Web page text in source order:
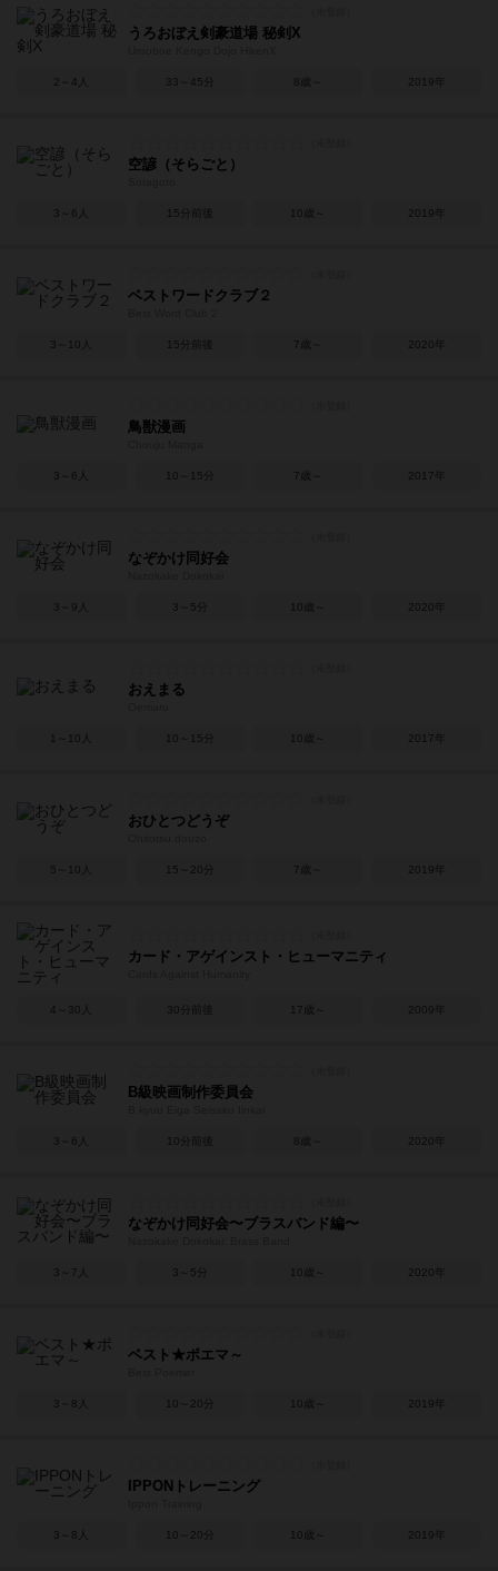
うろおぼえ剣豪道場 秘剣X
2～4人 33～45分 8歳～ 2019年
空諺（そらごと）
3～6人 15分前後 10歳～ 2019年
ベストワードクラブ２
3～10人 15分前後 7歳～ 2020年
鳥獣漫画
3～6人 10～15分 7歳～ 2017年
なぞかけ同好会
3～9人 3～5分 10歳～ 2020年
おえまる
1～10人 10～15分 10歳～ 2017年
おひとつどうぞ
5～10人 15～20分 7歳～ 2019年
カード・アゲインスト・ヒューマニティ
4～30人 30分前後 17歳～ 2009年
B級映画制作委員会
3～6人 10分前後 8歳～ 2020年
なぞかけ同好会〜ブラスバンド編〜
3～7人 3～5分 10歳～ 2020年
ベスト★ポエマ～
3～8人 10～20分 10歳～ 2019年
IPPONトレーニング
3～8人 10～20分 10歳～ 2019年